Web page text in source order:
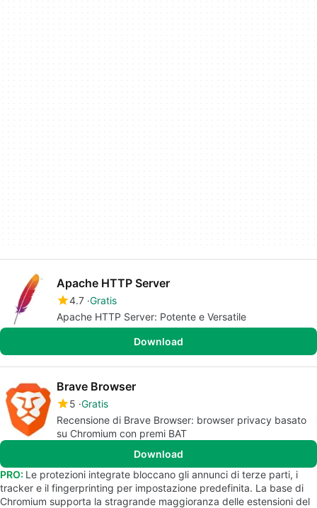
Apache HTTP Server
4.7 Gratis
Apache HTTP Server: Potente e Versatile
Download
Brave Browser
5 Gratis
Recensione di Brave Browser: browser privacy basato
su Chromium con premi BAT
Download
PRO: Le protezioni integrate bloccano gli annunci di terze parti, i
tracker e il fingerprinting per impostazione predefinita. La base di
Chromium supporta la stragrande maggioranza delle estensioni del